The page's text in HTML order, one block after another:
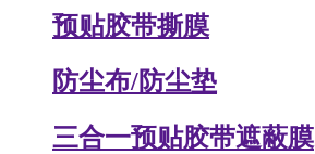
预贴胶带撕膜
防尘布/防尘垫
三合一预贴胶带遮蔽膜